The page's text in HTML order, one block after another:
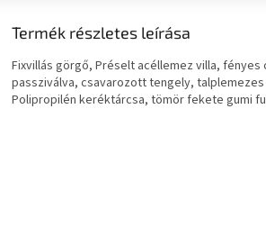
Termék részletes leírása
Fixvillás görgő, Préselt acéllemez villa, fényes
passziválva, csavarozott tengely,
Polipropilén keréktárcsa, tömör fekete gumi